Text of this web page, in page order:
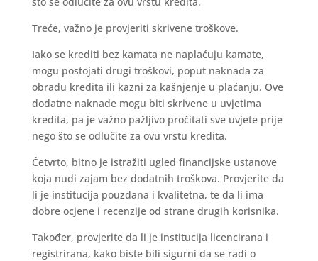
Treće, važno je provjeriti skrivene troškove.
Iako se krediti bez kamata ne naplaćuju kamate,
mogu postojati drugi troškovi, poput naknada za
obradu kredita ili kazni za kašnjenje u plaćanju. Ove
dodatne naknade mogu biti skrivene u uvjetima
kredita, pa je važno pažljivo pročitati sve uvjete prije
nego što se odlučite za ovu vrstu kredita.
Četvrto, bitno je istražiti ugled financijske ustanove
koja nudi zajam bez dodatnih troškova. Provjerite da
li je institucija pouzdana i kvalitetna, te da li ima
dobre ocjene i recenzije od strane drugih korisnika.
Također, provjerite da li je institucija licencirana i
registrirana, kako biste bili sigurni da se radi o